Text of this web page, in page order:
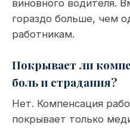
виновного водителя.
гораздо больше, чем
работникам.
Покрывает ли
боль и страдания?
Нет. Компенсация
покрывает только